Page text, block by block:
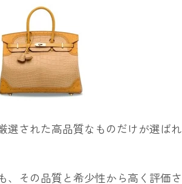
選された高品質なものだけが選ばれ
、その品質と希少性から高く評価さ